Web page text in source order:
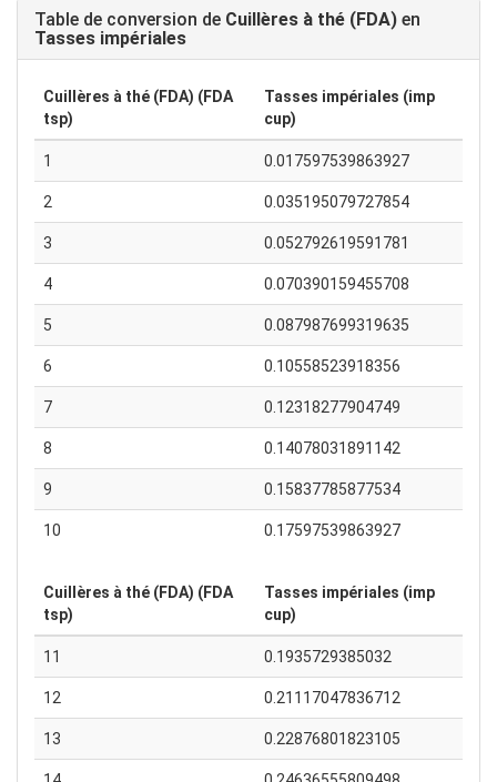
Table de conversion de Cuillères à thé (FDA) en
Tasses impériales
Cuillères à thé (FDA) (FDA
tsp)
Tasses impériales (imp
cup)
1 0.017597539863927
2 0.035195079727854
3 0.052792619591781
4 0.070390159455708
5 0.087987699319635
6 0.10558523918356
7 0.12318277904749
8 0.14078031891142
9 0.15837785877534
10 0.17597539863927
Cuillères à thé (FDA) (FDA
tsp)
Tasses impériales (imp
cup)
11 0.1935729385032
12 0.21117047836712
13 0.22876801823105